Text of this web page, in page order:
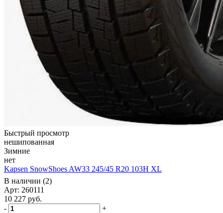
Быстрый просмотр
нешипованная
Зимние
нет
Kapsen SnowShoes AW33 245/45 R20 103H XL
В наличии (2)
Арт: 260111
10 227 руб.
-
+